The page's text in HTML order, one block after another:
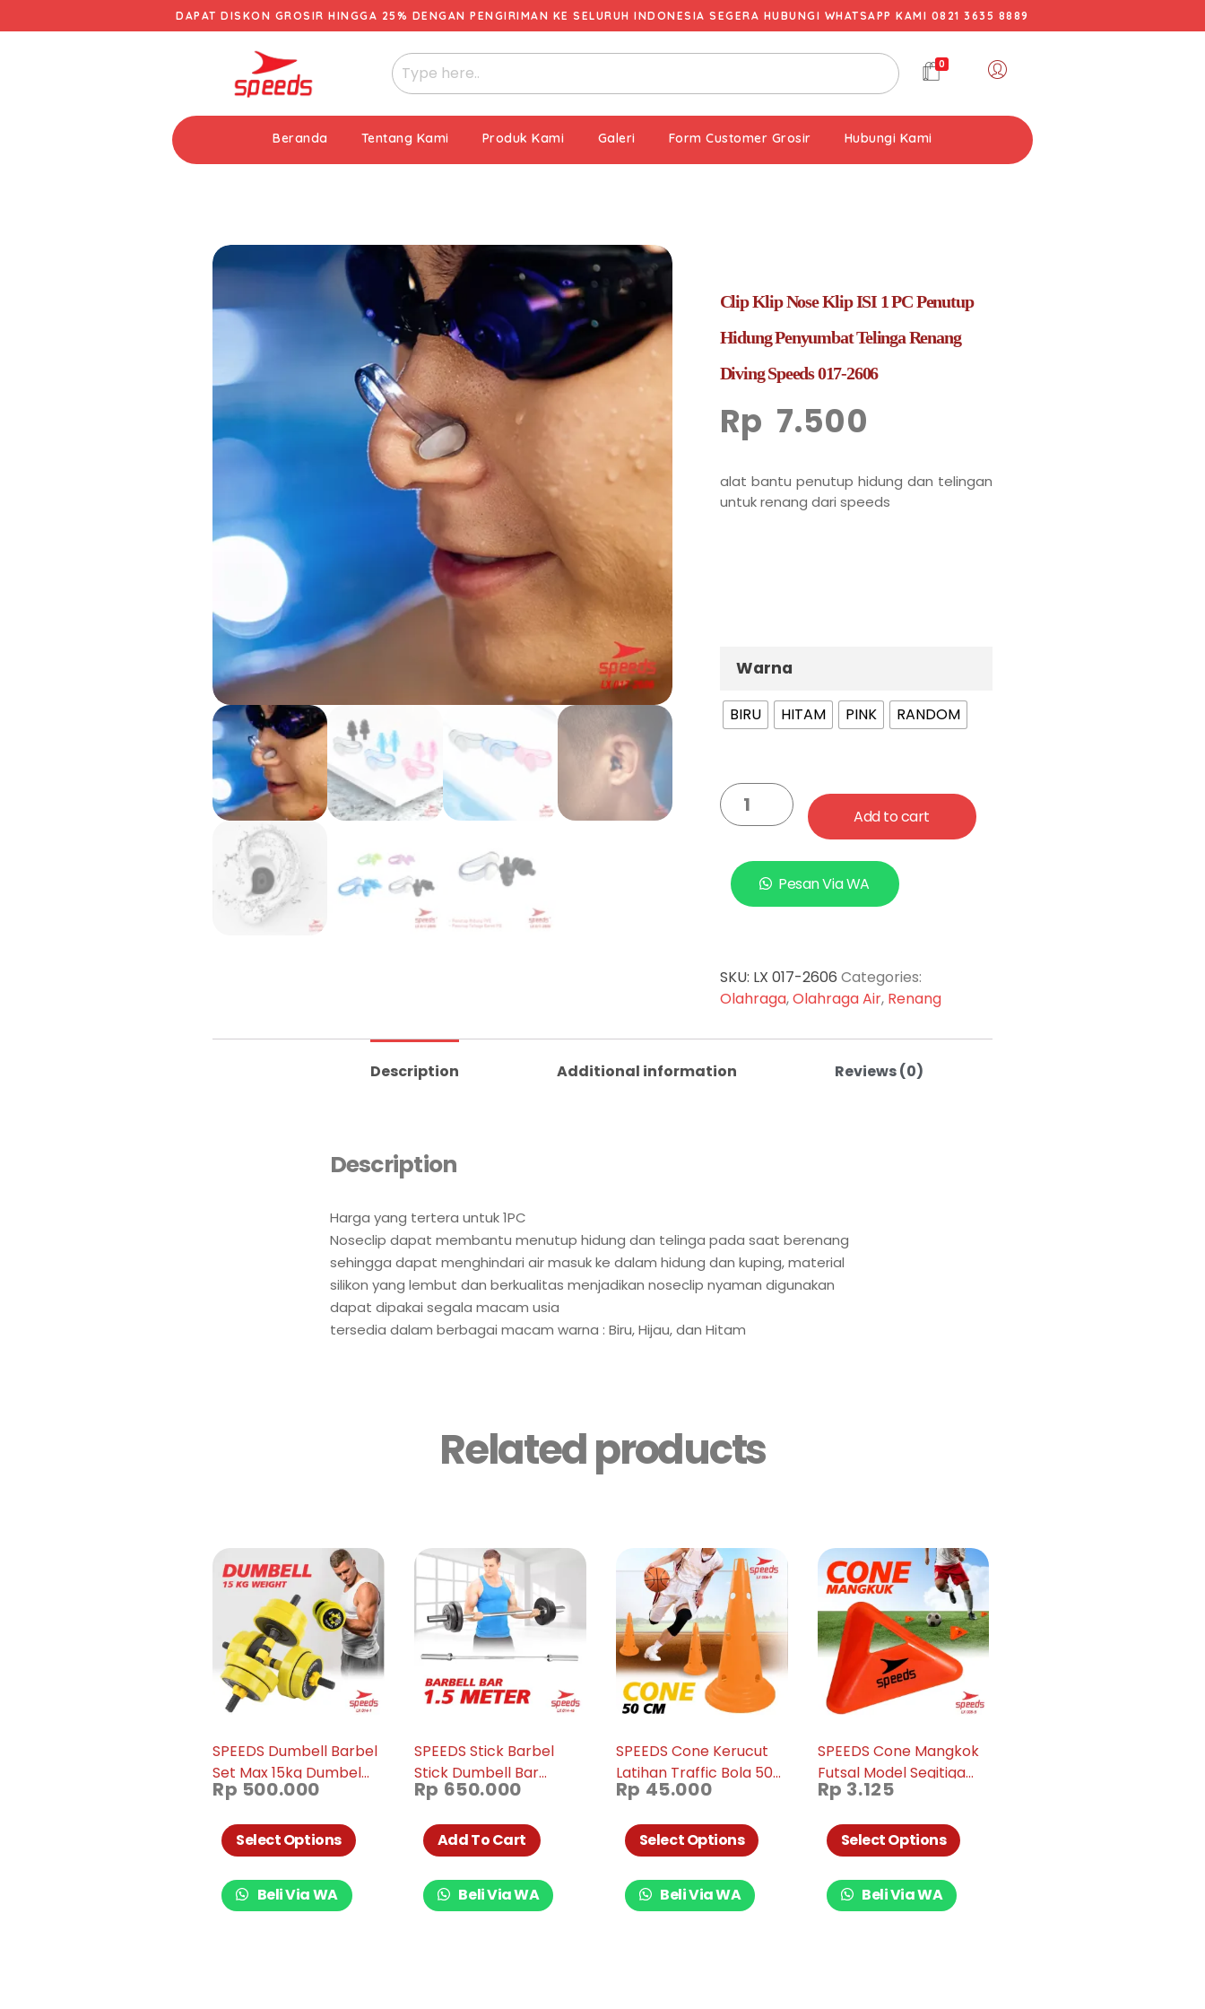
DAPAT DISKON GROSIR HINGGA 25% DENGAN PENGIRIMAN KE SELURUH INDONESIA SEGERA HUBUNGI WHATSAPP KAMI 0821 3635 8889
0
Beranda Tentang Kami Produk Kami Galeri Form Customer Grosir Hubungi Kami
Clip Klip Nose Klip ISI 1 PC Penutup
Hidung Penyumbat Telinga Renang
Diving Speeds 017-2606
Rp 7.500
alat bantu penutup hidung dan telingan
untuk renang dari speeds
Warna
BIRU HITAM PINK RANDOM
Add to cart
Pesan Via WA
SKU: LX 017-2606 Categories:
Olahraga,Olahraga Air, Renang
Description Additional information Reviews (0)
Description
Harga yang tertera untuk 1PC
Noseclip dapat membantu menutup hidung dan telinga pada saat berenang
sehingga dapat menghindari air masuk ke dalam hidung dan kuping, material
silikon yang lembut dan berkualitas menjadikan noseclip nyaman digunakan
dapat dipakai segala macam usia
tersedia dalam berbagai macam warna : Biru, Hijau, dan Hitam
Related products
SPEEDS Dumbell Barbel
Set Max 15kg Dumbel
Dumble Alat Fitness 2
Rp 500.000
Select Options
Beli Via WA
SPEEDS Stick Barbel
Stick Dumbell Bar
Straight Olympic 150cm
Rp 650.000
Add To Cart
Beli Via WA
SPEEDS Cone Kerucut
Latihan Traffic Bola 50
cm 006-09
Rp 45.000
Select Options
Beli Via WA
SPEEDS Cone Mangkok
Futsal Model Segitiga
005-05
Rp 3.125
Select Options
Beli Via WA